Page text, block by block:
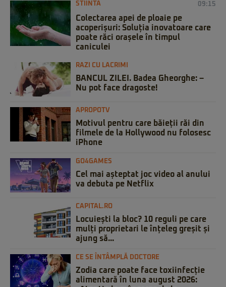
STIINTA 09:15
Colectarea apei de ploaie pe
acoperișuri: Soluția inovatoare care
poate răci orașele în timpul
caniculei
RAZI CU LACRIMI
BANCUL ZILEI. Badea Gheorghe: –
Nu pot face dragoste!
APROPOTV
Motivul pentru care băieții răi din
filmele de la Hollywood nu folosesc
iPhone
GO4GAMES
Cel mai așteptat joc video al anului
va debuta pe Netflix
CAPITAL.RO
Locuiești la bloc? 10 reguli pe care
mulți proprietari le înțeleg greșit și
ajung să...
CE SE ÎNTÂMPLĂ DOCTORE
Zodia care poate face toxiinfecție
alimentară în luna august 2026: